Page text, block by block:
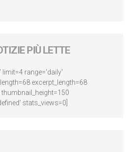
PIÙ LETTE
limit=4 range='daily'
excerpt_length=68
stats_views=0]